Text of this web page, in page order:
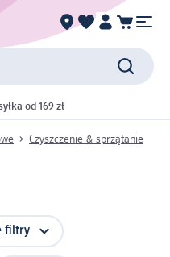
od 169 zł
Czyszczenie & sprzątanie
filtry